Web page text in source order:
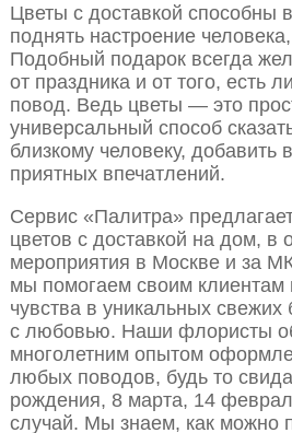
Цветы с доставкой способны
поднять настроение
Подобный подарок всегда
от праздника и от того, есть
повод. Ведь цветы — это
универсальный способ
близкому человеку, добавить
приятных впечатлений.
Сервис «Палитра»
цветов с доставкой на дом, в
мероприятия в Москве и за
мы помогаем своим клиентам
чувства в уникальных свежих
с любовью. Наши флористы
многолетним опытом
любых поводов, будь то
рождения, 8 марта, 14
случай. Мы знаем, как можно